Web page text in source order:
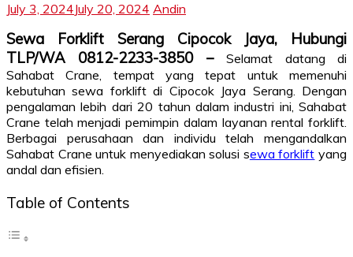
July 3, 2024July 20, 2024 Andin
Sewa Forklift Serang Cipocok Jaya, Hubungi
TLP/WA 0812-2233-3850 –Selamat datang di
Sahabat Crane, tempat yang tepat untuk memenuhi
kebutuhan sewa forklift di Cipocok Jaya Serang. Dengan
pengalaman lebih dari 20 tahun dalam industri ini, Sahabat
Crane telah menjadi pemimpin dalam layanan rental forklift.
Berbagai perusahaan dan individu telah mengandalkan
Sahabat Crane untuk menyediakan solusi sewa forklift yang
andal dan efisien.
Table of Contents